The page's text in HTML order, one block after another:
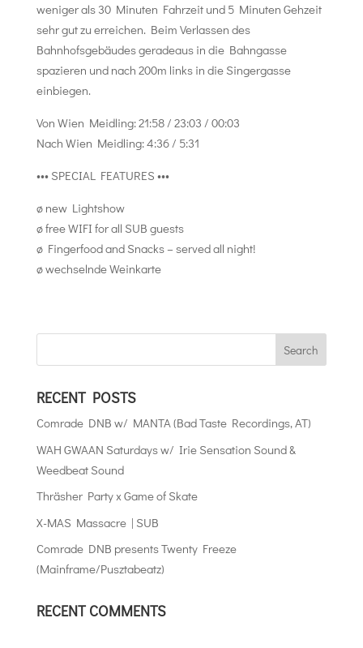
weniger als 30 Minuten Fahrzeit und 5 Minuten Gehzeit
sehr gut zu erreichen. Beim Verlassen des
Bahnhofsgebäudes geradeaus in die Bahngasse
spazieren und nach 200m links in die Singergasse
einbiegen.
Von Wien Meidling: 21:58 / 23:03 / 00:03
Nach Wien Meidling: 4:36 / 5:31
••• SPECIAL FEATURES •••
ø new Lightshow
ø free WIFI for all SUB guests
ø Fingerfood and Snacks – served all night!
ø wechselnde Weinkarte
RECENT POSTS
Comrade DNB w/ MANTA (Bad Taste Recordings, AT)
WAH GWAAN Saturdays w/ Irie Sensation Sound &
Weedbeat Sound
Thräsher Party x Game of Skate
X-MAS Massacre | SUB
Comrade DNB presents Twenty Freeze
(Mainframe/Pusztabeatz)
RECENT COMMENTS